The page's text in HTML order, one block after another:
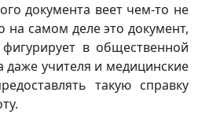
документа веет чем-то не
самом деле это документ,
в общественной
даже учителя и медицинские
такую справку